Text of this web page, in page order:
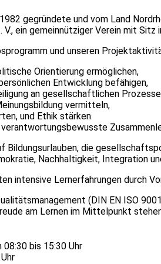
gegründete und vom Land
V., ein gemeinnütziger Verein mit
und unseren
Orientierung ermöglichen,
Entwicklung befähigen,
an gesellschaftlichen
vermitteln,
und Ethik stärken
verantwortungsbewusste
Bildungsurlauben, die
Nachhaltigkeit, Integration
intensive Lernerfahrungen durch
(DIN EN ISO
am Lernen im Mittelpunkt
bis 15:30 Uhr